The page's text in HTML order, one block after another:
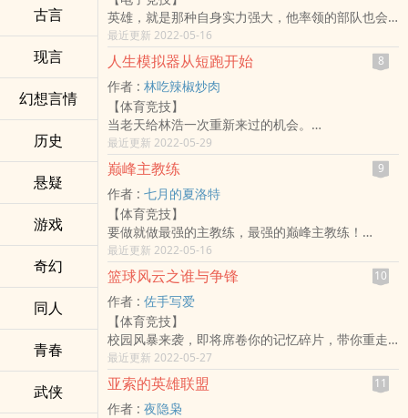
古言
现言
幻想言情
历史
悬疑
游戏
奇幻
同人
青春
武侠
面对记者们投来的目光，胡莱的思绪却回到了中学
时的那个下午，他孤独的站在球场旁边看其他同学
踢比赛，他们不让他上场，觉得他是来捣乱的。他
还想到了教练板着脸对他说的话：“胡莱，如果你不
能付出十倍于别人的努力，你的天赋就只是毫无价
值的石头而已。”以及一个不屑的声音：“现代足球对
中锋的要求越来越高，越来越全面，你只会射门有
什幺用呢？”
最后他的思绪定格于那时，夜幕已在东方的天空中
若隐若现，在周边长满了荒草的废弃空地中央，有
个女孩子很认真地对他说：“胡莱，你其实是有天赋
的，而且是很厉害的天赋！因为你知道球门在哪
里！”
胡莱盯着女孩子的眼睛，从那双眼眸中看到了身后
的夕阳。
阳光映在瞳孔中，流动着，燃烧着，凝成一道光
环，仿佛要把自己也融化在这光芒中一样。
收回思绪的胡莱重新回到了这个暖和的冬日午后，
面对兴致勃勃的记者们，他微微一笑：“因为我知
道，球门就在那里。”
标签：体育,热血,学生,系统流,足球,足球运动
角色：胡莱,李青青
英雄，就是那种自身实力强大，他率领的部队也会
随英雄的强大而强大的神圣存在。
《英雄创世纪》，一款由美国，中国，欧盟，俄罗
斯，印度，日本，韩国共同开发，集奇幻，冒险，
战争，贸易，领地建设，航海，竞技，休闲于一体
的世界级网游，全世界的玩家为之狂热，各国最顶
尖的竞技选手在国战的舞台上大放异彩。
大飞,一名普通的业余游戏爱好者，看准了英雄创世
纪的无限商机开始了职业游戏生涯。装逼的人生从
牛逼开始，牛逼的人生从全力以赴的抓住每一次机
遇开始。
新书《塔防世界》，敬请书友关注收藏。
标签：游戏,机智,技术流,赚钱
角色：周清,大飞,克蕾尔
最近更新 2022-05-16
人生模拟器从短跑开始 8
作者 : 林吃辣椒炒肉
【体育竞技】
当老天给林浩一次重新来过的机会。
林浩带着人生模拟器，无限次的模拟，逐渐走上人
生巅峰。
我只是想要追逐自己的田径梦想，却也迫不得已，
当歌手，当投资人，被迫赚钱，实现自己的梦想。
标签：体育,田径,运动员,明星,模拟器,重生
最近更新 2022-05-29
巅峰主教练 9
作者 : 七月的夏洛特
【体育竞技】
要做就做最强的主教练，最强的巅峰主教练！
标签：体育,足球,足球运动
最近更新 2022-05-16
篮球风云之谁与争锋 10
作者 : 佐手写爱
【体育竞技】
校园风暴来袭，即将席卷你的记忆碎片，带你重走
热血青春！
这一切，你准备好了吗？
标签：体育,热血,学生,篮球运动
最近更新 2022-05-27
亚索的英雄联盟 11
作者 : 夜隐枭